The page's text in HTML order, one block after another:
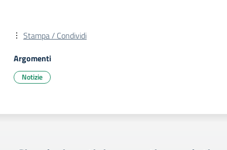
Stampa / Condividi
Argomenti
Notizie